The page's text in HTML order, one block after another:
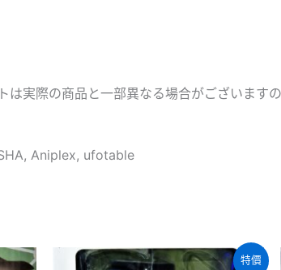
は実際の商品と一部異なる場合がございます
Aniplex, ufotable
特價